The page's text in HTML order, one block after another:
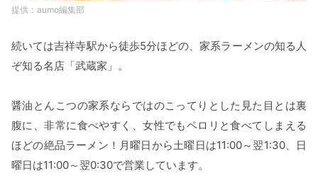
aumo編集部
続いては吉祥寺駅から徒歩5分ほどの、家系ラーメンの知る人
ぞ知る名店「武蔵家」。
醤油とんこつの家系ならではのこってりとした見た目とは裏
腹に、非常に食べやすく、女性でもペロリと食べてしまえる
ほどの絶品ラーメン！月曜日から土曜日は11:00～翌1:30、日
曜日は11:00～翌0:30で営業しています。